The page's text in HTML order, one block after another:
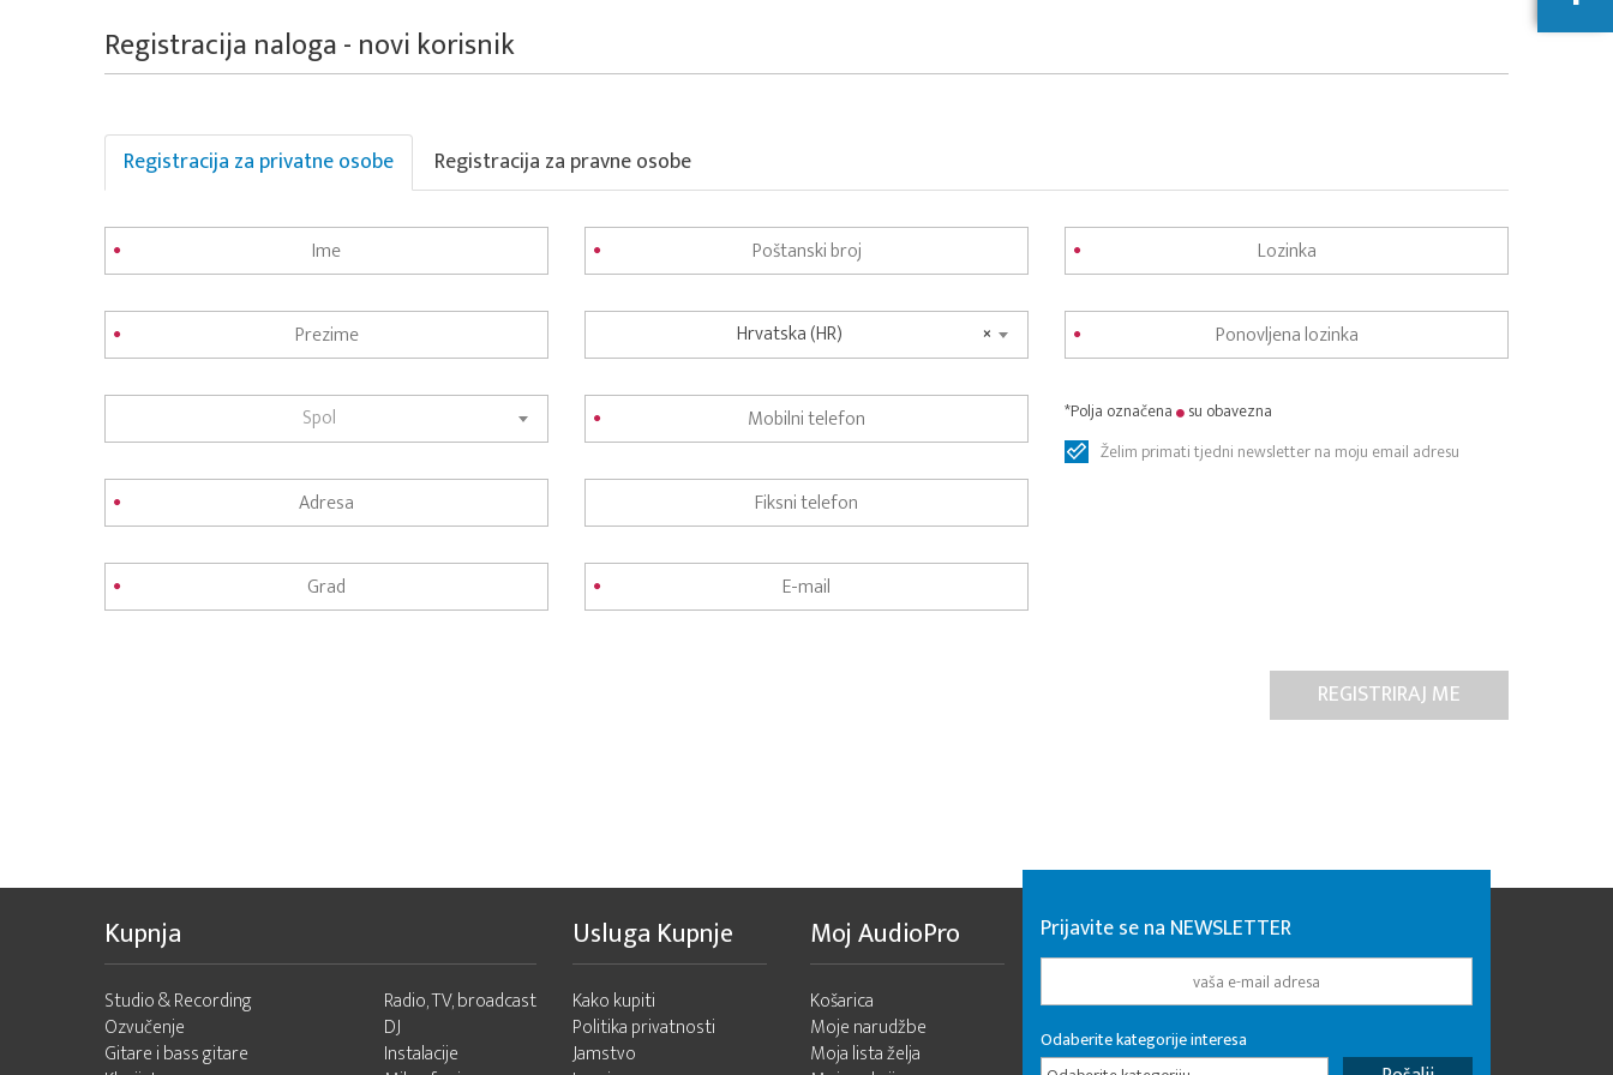
Registracija naloga - novi korisnik
Registracija za privatne osobe Registracija za pravne osobe
Spol
×
Hrvatska (HR)
*Polja označena
su obavezna
Želim primati tjedni newsletter na moju email adresu
Kupnja
Studio & Recording
Ozvučenje
Gitare i bass gitare
Radio, TV, broadcast
DJ
Instalacije
Usluga Kupnje
Kako kupiti
Politika privatnosti
Jamstvo
Moj AudioPro
Košarica
Moje narudžbe
Moja lista želja
Prijavite se na NEWSLETTER
Odaberite kategorije interesa